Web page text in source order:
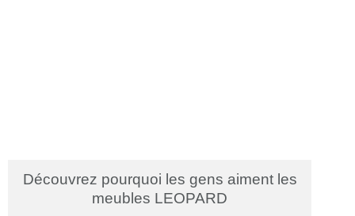
Découvrez pourquoi les gens aiment les
meubles LEOPARD